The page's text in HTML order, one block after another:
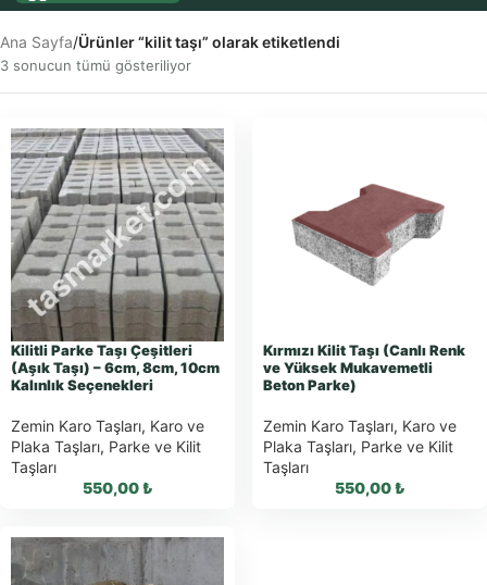
Ana Sayfa/Ürünler “kilit taşı” olarak etiketlendi
3 sonucun tümü gösteriliyor
Kilitli Parke Taşı Çeşitleri
(Aşık Taşı) – 6cm, 8cm, 10cm
Kalınlık Seçenekleri
Zemin Karo Taşları, Karo ve
Plaka Taşları, Parke ve Kilit
Taşları
550,00₺
Kırmızı Kilit Taşı (Canlı Renk
ve Yüksek Mukavemetli
Beton Parke)
Zemin Karo Taşları, Karo ve
Plaka Taşları, Parke ve Kilit
Taşları
550,00₺